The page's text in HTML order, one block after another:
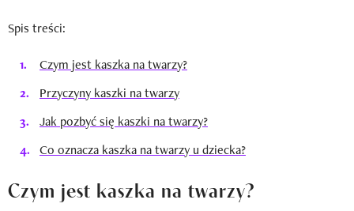
Spis treści:
Czym jest kaszka na twarzy?
Przyczyny kaszki na twarzy
Jak pozbyć się kaszki na twarzy?
Co oznacza kaszka na twarzy u dziecka?
Czym jest kaszka na twarzy?